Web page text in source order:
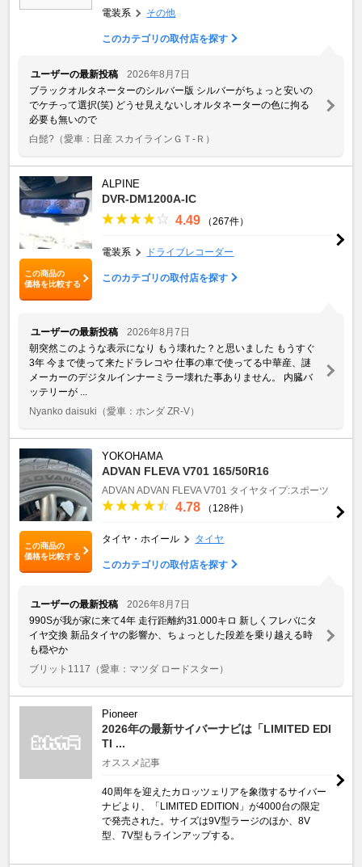
電装系 その他
このカテゴリの取付店を探す
ユーザーの最新投稿
2026年8月7日
ブラックオルタネーターのシルバー版 シルバーがちょっと安いの
でケチって選択(笑) どうせ見えないしオルタネーターの色に拘る
必要も無いので
白髭? （愛車：日産 スカイラインＧＴ‐Ｒ）
この商品の
価格を比較する
ALPINE
DVR-DM1200A-IC
4.49 （267件）
電装系 ドライブレコーダー
このカテゴリの取付店を探す
ユーザーの最新投稿
2026年8月7日
朝突然このような表示になり もう壊れた？と思いました もうすぐ
3年 今まで使って来たドラレコや 仕事の車で使ってる中華産、謎
メーカーのデジタルインナーミラー壊れた事ありません。 内臓バ
ッテリーが ...
Nyanko daisuki （愛車：ホンダ ZR-V）
この商品の
価格を比較する
YOKOHAMA
ADVAN FLEVA V701 165/50R16
ADVAN ADVAN FLEVA V701 タイヤタイプ:スポーツ
4.78 （128件）
タイヤ・ホイール タイヤ
このカテゴリの取付店を探す
ユーザーの最新投稿
2026年8月7日
990Sが我が家に来て4年 走行距離約31.000キロ 新しくフレバにタ
イヤ交換 新品タイヤの影響か、ちょっとした段差を乗り越える時
も穏やか
ブリット1117 （愛車：マツダ ロードスター）
Pioneer
2026年の最新サイバーナビは「LIMITED EDI
TI ...
オススメ記事
40周年を迎えたカロッツェリアを象徴するサイバー
ナビより、「LIMITED EDITION」が4000台の限定
で発売された。サイズは9V型ラージのほか、8V
型、7V型もラインアップする。